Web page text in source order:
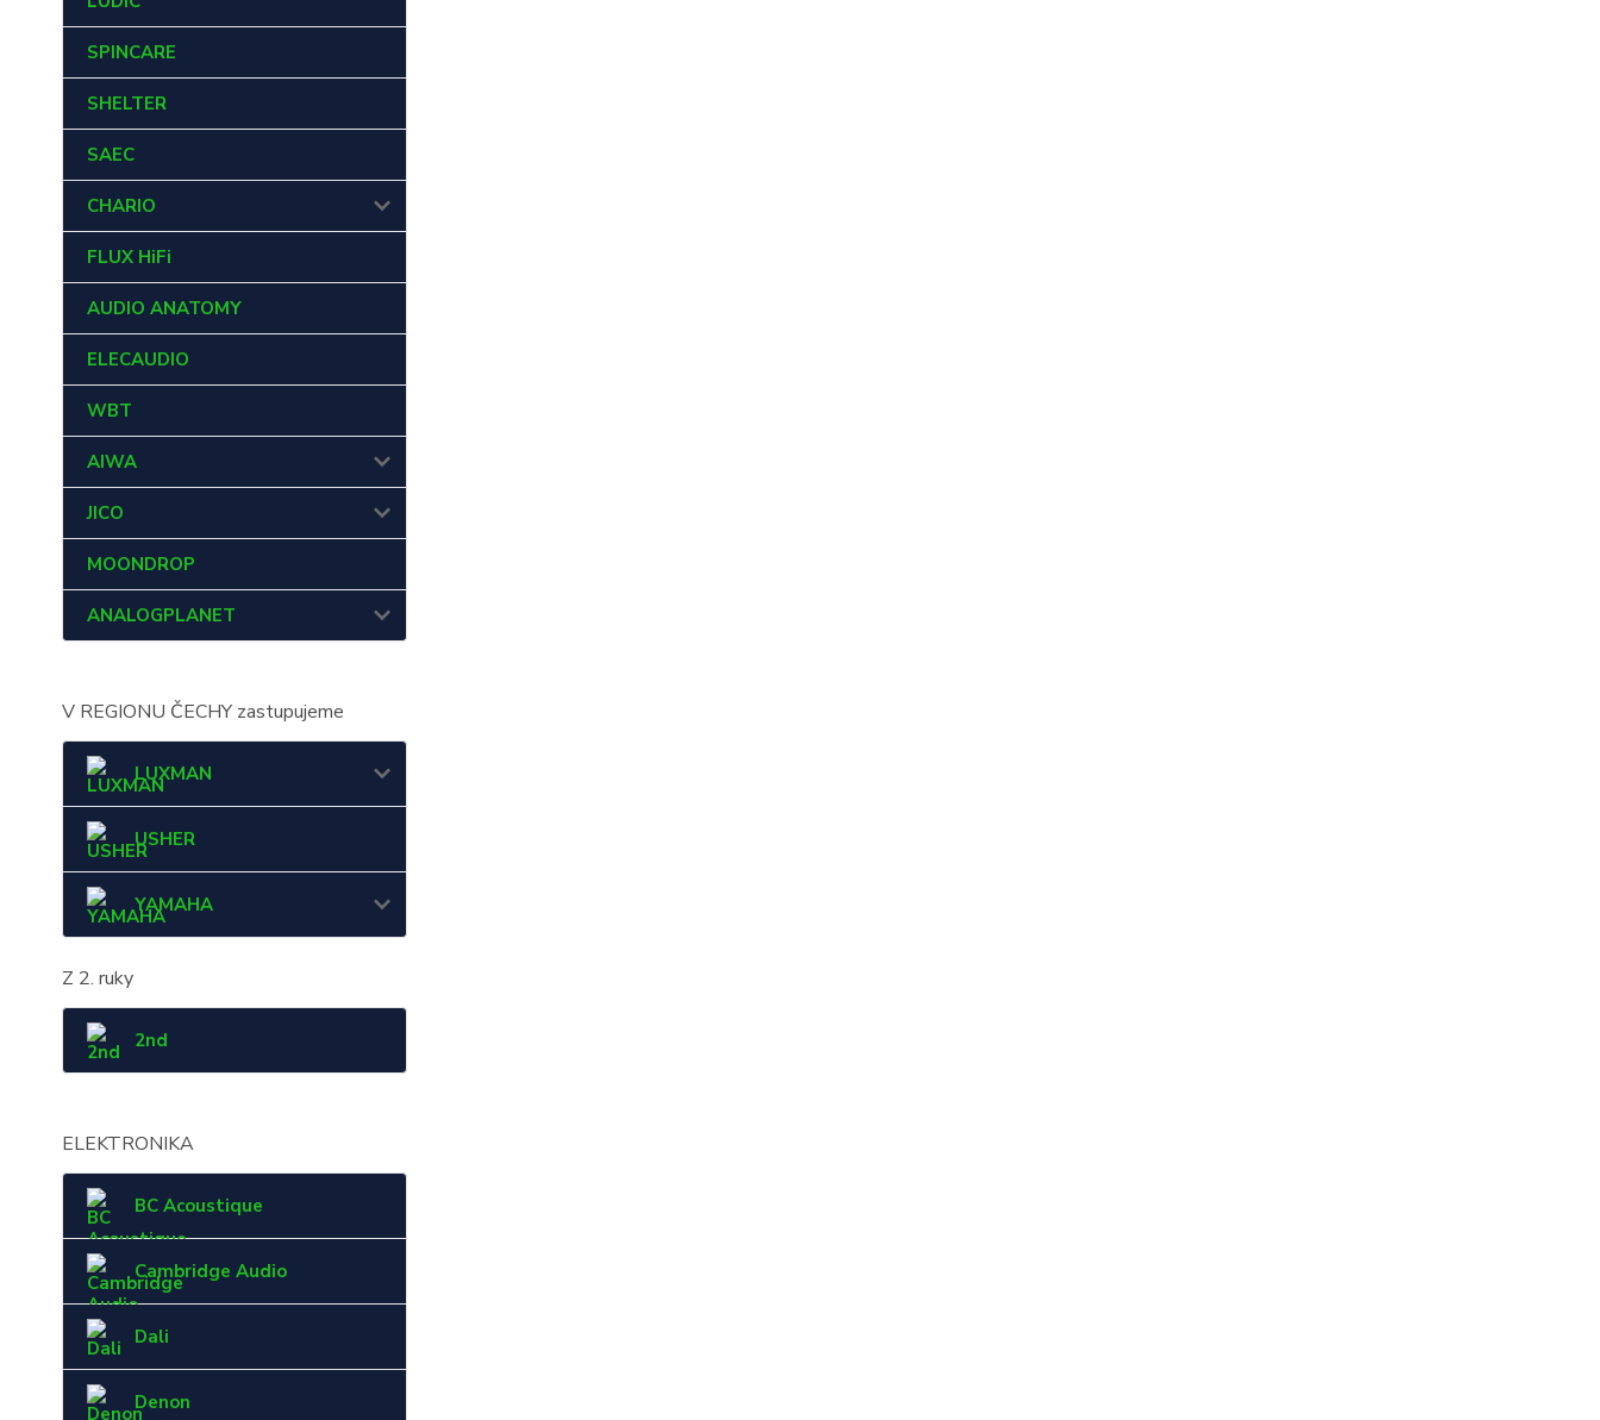
SPINCARE
SHELTER
SAEC
CHARIO
FLUX HiFi
AUDIO ANATOMY
ELECAUDIO
WBT
AIWA
JICO
MOONDROP
ANALOGPLANET
V REGIONU ČECHY zastupujeme
LUXMAN
USHER
YAMAHA
Z 2. ruky
2nd
ELEKTRONIKA
BC Acoustique
Cambridge Audio
Dali
Denon